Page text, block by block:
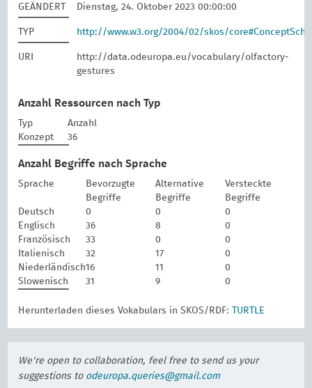
GEÄNDERT Dienstag, 24. Oktober 2023 00:00:00
TYP http://www.w3.org/2004/02/skos/
URI
http://data.odeuropa.eu/vocabulary/olfactory-
gestures
Anzahl Ressourcen nach Typ
Typ
Anzahl
Konzept
36
Anzahl Begriffe nach Sprache
Sprache
Bevorzugte
Begriffe
Alternative
Begriffe
Versteckte
Begriffe
Deutsch
0 0
0
Englisch
36 8
0
Französisch
33 0
0
Italienisch
32 17
0
Niederländisch16 11
0
Slowenisch
31 9 0
Herunterladen dieses Vokabulars in SKOS/RDF: TURTLE
We're open to collaboration, feel free to send us your
suggestions to odeuropa.queries@gmail.com